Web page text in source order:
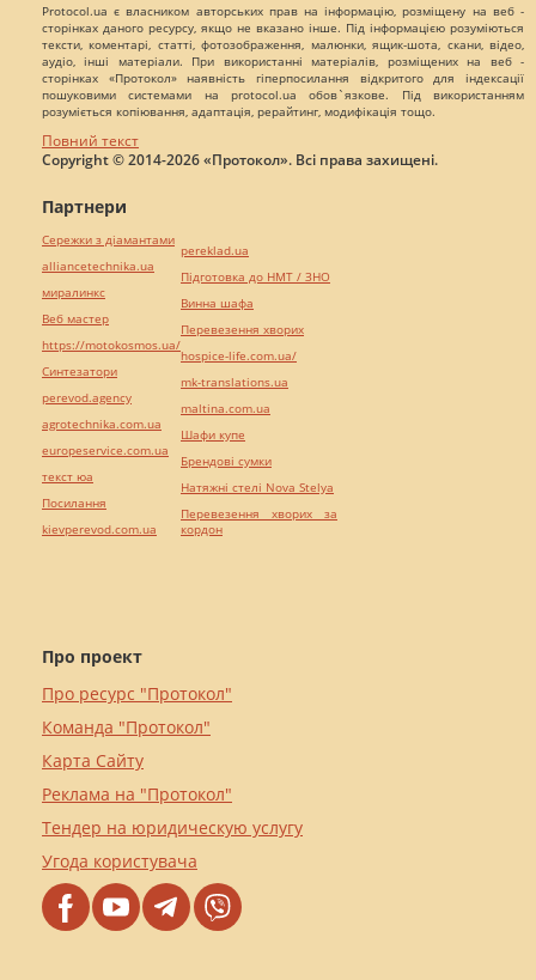
Protocol.ua є власником авторських прав на інформацію, розміщену на веб -
сторінках даного ресурсу, якщо не вказано інше. Під інформацією розуміються
тексти, коментарі, статті, фотозображення, малюнки, ящик-шота, скани, відео,
аудіо, інші матеріали. При використанні матеріалів, розміщених на веб -
сторінках «Протокол» наявність гіперпосилання відкритого для індексації
пошуковими системами на protocol.ua обов`язкове. Під використанням
розуміється копіювання, адаптація, рерайтинг, модифікація тощо.
Повний текст
Copyright © 2014-2026 «Протокол». Всі права захищені.
Про проект
Про ресурс "Протокол"
Команда "Протокол"
Карта Сайту
Реклама на "Протокол"
Тендер на юридическую услугу
Угода користувача
Партнери
Сережки з діамантами
alliancetechnika.ua
миралинкс
Веб мастер
https://motokosmos.ua/
Синтезатори
perevod.agency
agrotechnika.com.ua
europeservice.com.ua
текст юа
Посилання
kievperevod.com.ua
pereklad.ua
Підготовка до НМТ / ЗНО
Винна шафа
Перевезення хворих
hospice-life.com.ua/
mk-translations.ua
maltina.com.ua
Шафи купе
Брендові сумки
Натяжні стелі Nova Stelya
Перевезення хворих за
кордон